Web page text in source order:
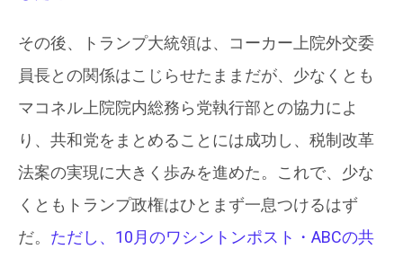
その後、トランプ大統領は、コーカー上院外交委
員長との関係はこじらせたままだが、少なくとも
マコネル上院院内総務ら党執行部との協力によ
り、共和党をまとめることには成功し、税制改革
法案の実現に大きく歩みを進めた。これで、少な
くともトランプ政権はひとまず一息つけるはず
だ。 ただし、10月のワシントンポスト・ABCの共